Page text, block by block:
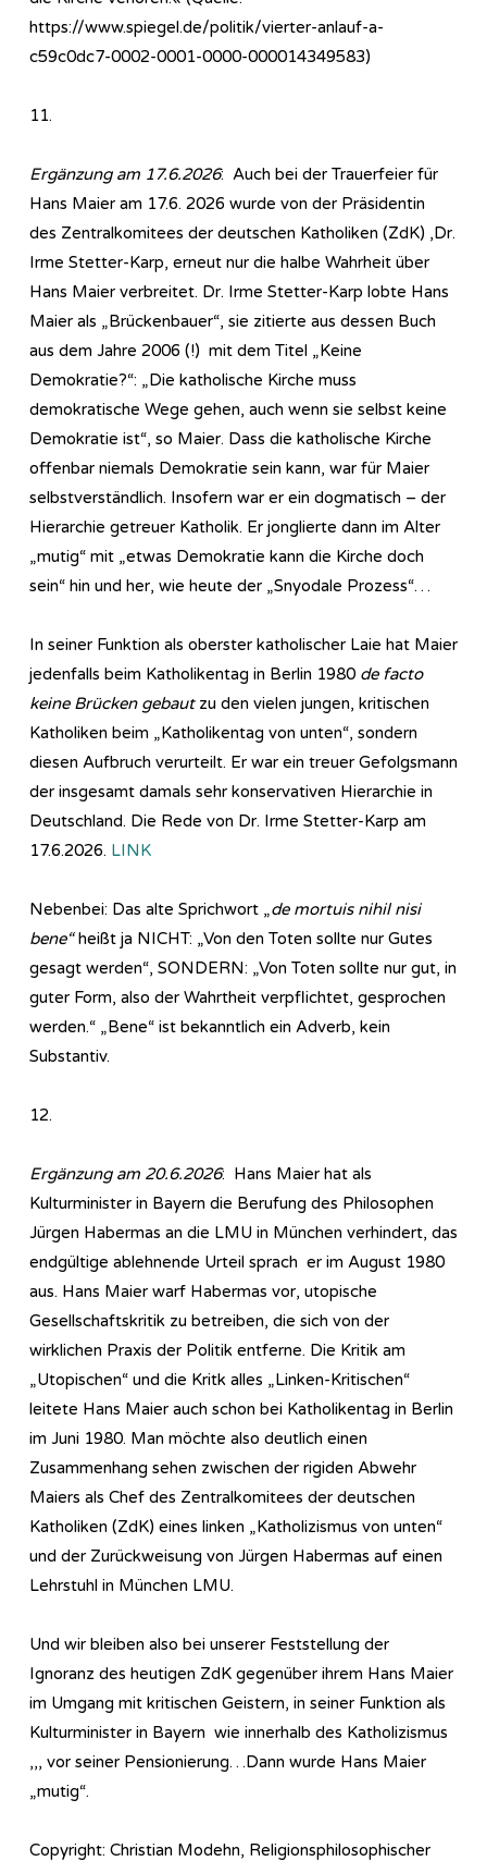
https://www.spiegel.de/politik/vierter-anlauf-a-
c59c0dc7-0002-0001-0000-000014349583)
11.
Ergänzung am 17.6.2026: Auch bei der Trauerfeier für
Hans Maier am 17.6. 2026 wurde von der Präsidentin
des Zentralkomitees der deutschen Katholiken (ZdK) ,Dr.
Irme Stetter-Karp, erneut nur die halbe Wahrheit über
Hans Maier verbreitet. Dr. Irme Stetter-Karp lobte Hans
Maier als „Brückenbauer“, sie zitierte aus dessen Buch
aus dem Jahre 2006 (!) mit dem Titel „Keine
Demokratie?“: „Die katholische Kirche muss
demokratische Wege gehen, auch wenn sie selbst keine
Demokratie ist“, so Maier. Dass die katholische Kirche
offenbar niemals Demokratie sein kann, war für Maier
selbstverständlich. Insofern war er ein dogmatisch – der
Hierarchie getreuer Katholik. Er jonglierte dann im Alter
„mutig“ mit „etwas Demokratie kann die Kirche doch
sein“ hin und her, wie heute der „Snyodale Prozess“…
In seiner Funktion als oberster katholischer Laie hat Maier
jedenfalls beim Katholikentag in Berlin 1980 de facto
keine Brücken gebautzu den vielen jungen, kritischen
Katholiken beim „Katholikentag von unten“, sondern
diesen Aufbruch verurteilt. Er war ein treuer Gefolgsmann
der insgesamt damals sehr konservativen Hierarchie in
Deutschland. Die Rede von Dr. Irme Stetter-Karp am
17.6.2026. LINK
Nebenbei: Das alte Sprichwort „de mortuis nihil nisi
bene“heißt ja NICHT: „Von den Toten sollte nur Gutes
gesagt werden“, SONDERN: „Von Toten sollte nur gut, in
guter Form, also der Wahrtheit verpflichtet, gesprochen
werden.“ „Bene“ ist bekanntlich ein Adverb, kein
Substantiv.
12.
Ergänzung am 20.6.2026: Hans Maier hat als
Kulturminister in Bayern die Berufung des Philosophen
Jürgen Habermas an die LMU in München verhindert, das
endgültige ablehnende Urteil sprach er im August 1980
aus. Hans Maier warf Habermas vor, utopische
Gesellschaftskritik zu betreiben, die sich von der
wirklichen Praxis der Politik entferne. Die Kritik am
„Utopischen“ und die Kritk alles „Linken-Kritischen“
leitete Hans Maier auch schon bei Katholikentag in Berlin
im Juni 1980. Man möchte also deutlich einen
Zusammenhang sehen zwischen der rigiden Abwehr
Maiers als Chef des Zentralkomitees der deutschen
Katholiken (ZdK) eines linken „Katholizismus von unten“
und der Zurückweisung von Jürgen Habermas auf einen
Lehrstuhl in München LMU.
Und wir bleiben also bei unserer Feststellung der
Ignoranz des heutigen ZdK gegenüber ihrem Hans Maier
im Umgang mit kritischen Geistern, in seiner Funktion als
Kulturminister in Bayern wie innerhalb des Katholizismus
,,, vor seiner Pensionierung…Dann wurde Hans Maier
„mutig“.
Copyright: Christian Modehn, Religionsphilosophischer